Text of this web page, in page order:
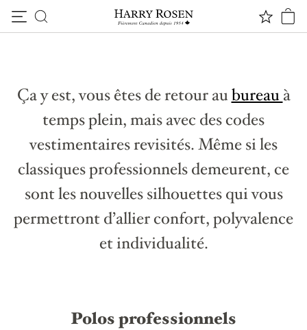
VOTRE STYLE PROFESSIONNEL DU PRINTEMPS
Ça y est, vous êtes de retour aubureauà
temps plein, mais avec des codes
vestimentaires revisités. Même si les
classiques professionnels demeurent, ce
sont les nouvelles silhouettes qui vous
permettront d’allier confort, polyvalence
et individualité.
Polos professionnels